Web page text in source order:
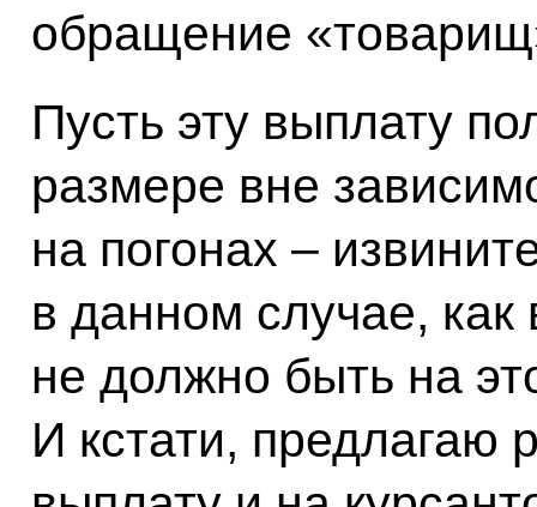
обращение
Пусть эту выплату
размере вне
на погонах –
в данном случае, как
не должно быть на
И кстати, предлагаю